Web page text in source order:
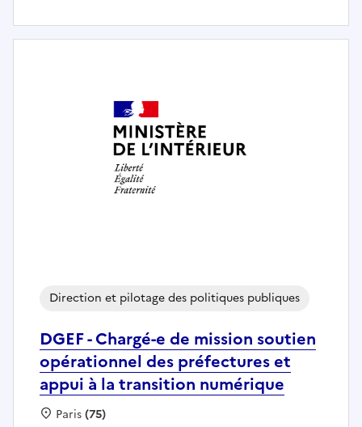
DGEF - Chargé-e de mission soutien
opérationnel des préfectures et
appui à la transition numérique
Direction et pilotage des politiques publiques
Localisation :
Paris(75)